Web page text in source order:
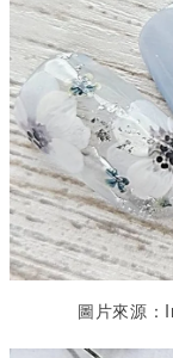
圖片來源